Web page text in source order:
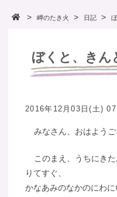
岬のたき火 日記
ぼくと、きん
2016年12月03日(土)
みなさん、おはよう
このまえ、うちにき
りてすぐ、
かなあみのなかのにわに